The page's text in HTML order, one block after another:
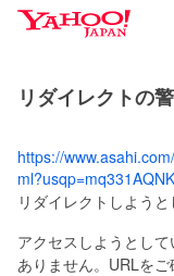
Y
o
o
J
A
P
A
N
リダイレクトの
https://
リダイレクトしようと
アクセスしようとし
ありません。URLをご